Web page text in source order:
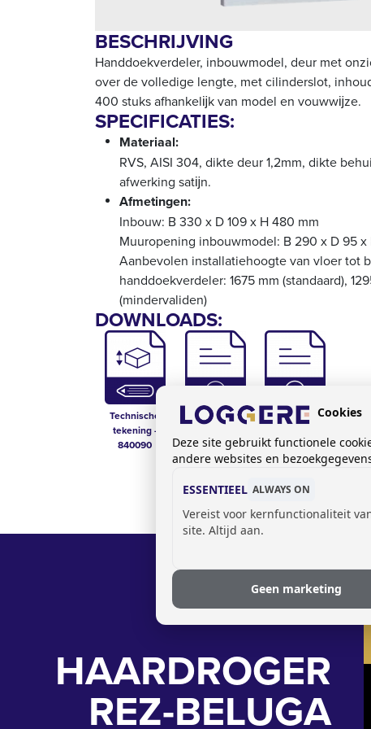
BESCHRIJVING
Handdoekverdeler, inbouwmodel, deur met
over de volledige lengte, met cilinderslot,
400 stuks afhankelĳk van model en vouwwĳze.
SPECIFICATIES:
Materiaal:
RVS, AISI 304, dikte deur 1,2mm, dikte
afwerking satĳn.
Afmetingen:
Inbouw: B 330 x D 109 x H 480 mm
Muuropening inbouwmodel: B 290 x D 95 x
Aanbevolen installatiehoogte van vloer tot
handdoekverdeler: 1675 mm (standaard),
(mindervaliden)
DOWNLOADS:
Technische
tekening -
840090
Prijslijst sanitair
Technical Data
HAARDROGER
REZ-BELUGA
Cookies
Deze site gebruikt functionele
andere websites en
ESSENTIEEL ALWAYS ON
Vereist voor kernfunctionaliteit
site. Altijd aan.
Geen marketing